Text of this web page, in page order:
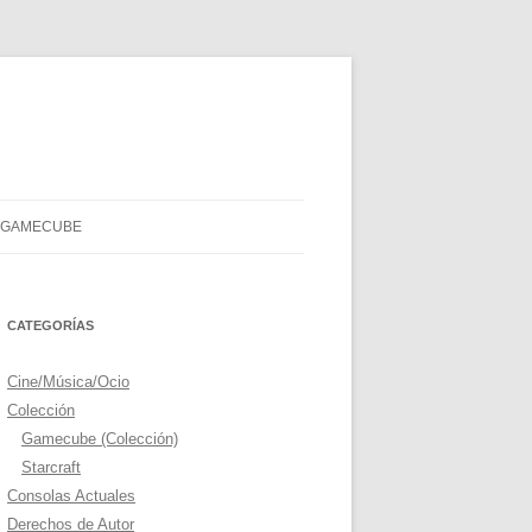
CATEGORÍAS
Cine/Música/Ocio
Colección
Gamecube (Colección)
Starcraft
Consolas Actuales
Derechos de Autor